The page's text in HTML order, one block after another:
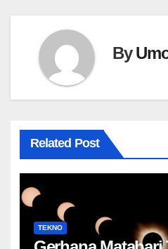
By
Related Post
TEKNO